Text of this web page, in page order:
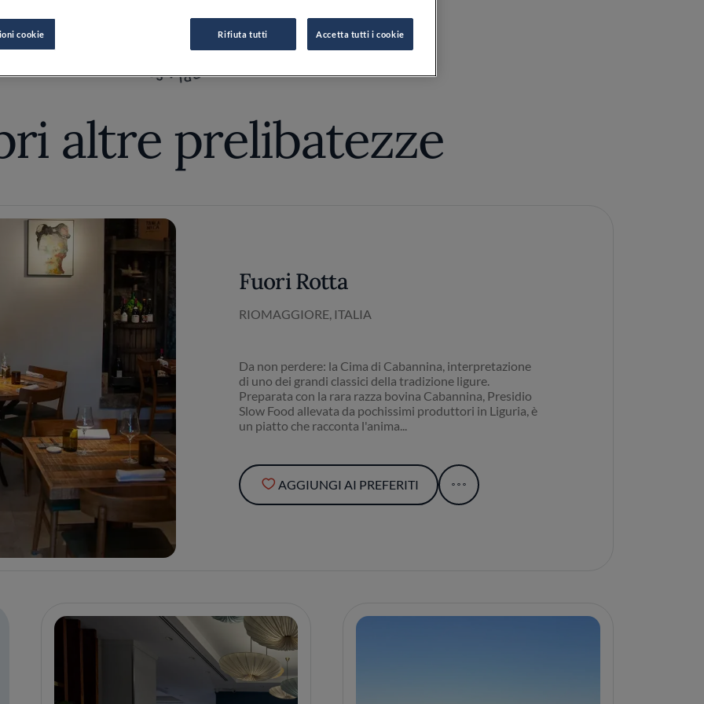
altre prelibatezze
Fuori Rotta
RIOMAGGIORE, ITALIA
Da non perdere: la Cima di Cabannina, interpretazione
di uno dei grandi classici della tradizione ligure.
Preparata con la rara razza bovina Cabannina, Presidio
Slow Food allevata da pochissimi produttori in Liguria, è
un piatto che racconta l'anima...
AGGIUNGI AI PREFERITI